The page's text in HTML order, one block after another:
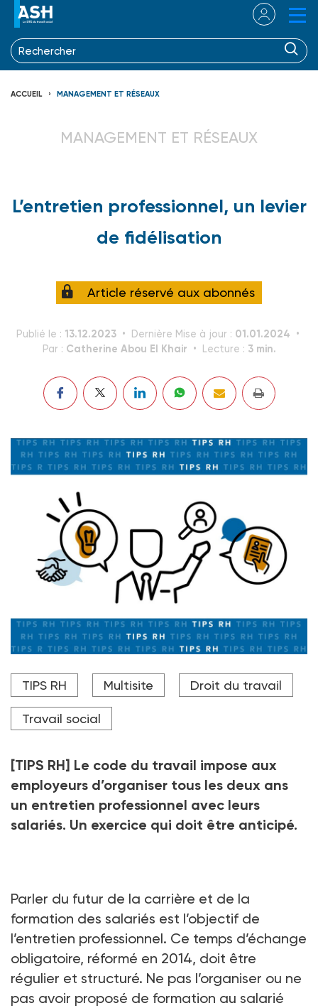
ACCUEIL MANAGEMENT ET RÉSEAUX
MANAGEMENT ET RÉSEAUX
L’entretien professionnel, un levier
de fidélisation
Article réservé aux abonnés
Publié le : 13.12.2023 Dernière Mise à jour : 01.01.2024
Par : Catherine Abou El Khair Lecture : 3 min.
TIPS RH Multisite Droit du travail
Travail social
[TIPS RH] Le code du travail impose aux
employeurs d’organiser tous les deux ans
un entretien professionnel avec leurs
salariés. Un exercice qui doit être anticipé.
Parler du futur de la carrière et de la
formation des salariés est l’objectif de
l’entretien professionnel. Ce temps d’échange
obligatoire, réformé en 2014, doit être
régulier et structuré. Ne pas l’organiser ou ne
pas avoir proposé de formation au salarié